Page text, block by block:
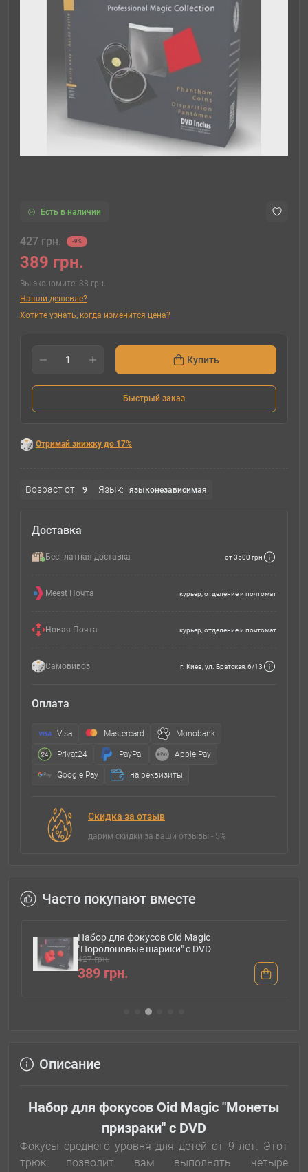
Есть в наличии
427 грн. -9%
389 грн.
Вы экономите: 38 грн.
Нашли дешевле?
Хотите узнать, когда изменится цена?
Купить
Быстрый заказ
Отримай знижку до 17%
Возраст от: 9 Язык: языконезависимая
Доставка
Бесплатная доставка от 3500 грн
Meest Почта курьер, отделение и почтомат
Новая Почта курьер, отделение и почтомат
Самовивоз г. Киев, ул. Братская, 6/13
Оплата
Visa Mastercard Monobank
Privat24 PayPal Apple Pay
Google Pay на реквизиты
Скидка за отзыв
дарим скидки за ваши отзывы - 5%
Часто покупают вместе
Набор для фокусов Oid Magic
"Поролоновые шарики" с DVD
427 грн.
389 грн.
Описание
Набор для фокусов Oid Magic "Монеты
призраки" с DVD
Фокусы среднего уровня для детей от 9 лет. Этот
трюк позволит вам выполнять четыре